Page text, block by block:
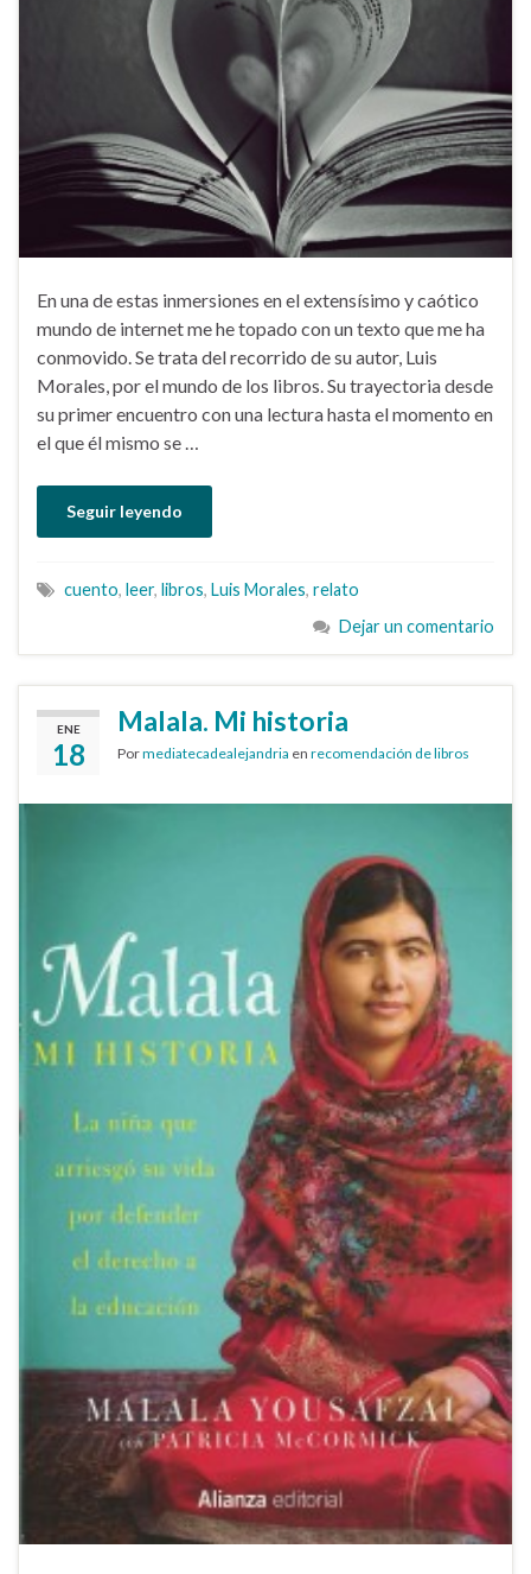
En una de estas inmersiones en el extensísimo y caótico
mundo de internet me he topado con un texto que me ha
conmovido. Se trata del recorrido de su autor, Luis
Morales, por el mundo de los libros. Su trayectoria desde
su primer encuentro con una lectura hasta el momento en
el que él mismo se …
Seguir leyendo
cuento, leer, libros, Luis Morales, relato
Dejar un comentario
ENE
18
Malala. Mi historia
Pormediatecadealejandria en recomendación de libros